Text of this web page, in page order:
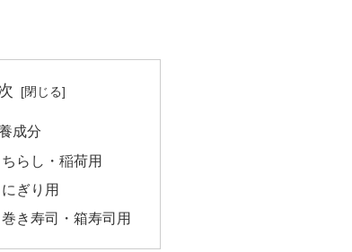
成分
らし・稲荷用
ぎり用
き寿司・箱寿司用